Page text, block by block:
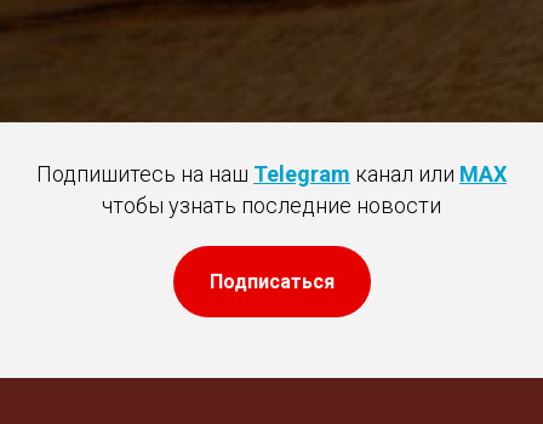
Подпишитесь на наш Telegram канал или MAX
чтобы узнать последние новости
Подписаться